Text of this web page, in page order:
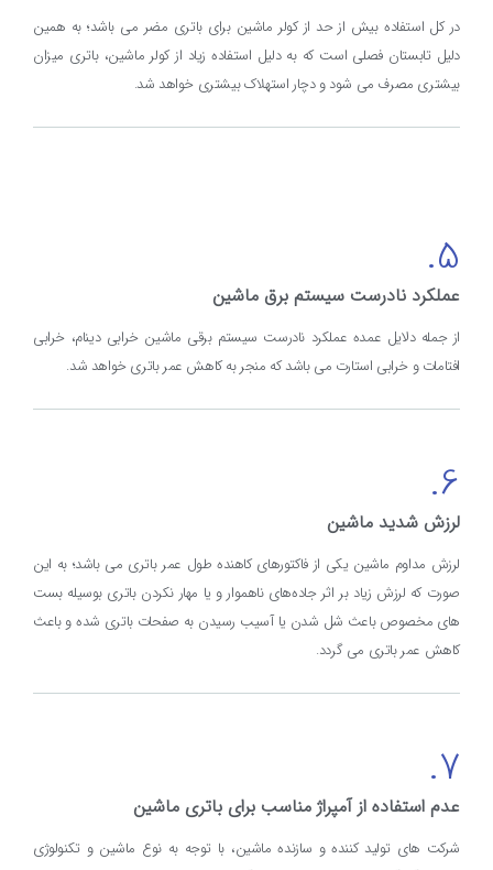
در کل استفاده بیش از حد از کولر ماشین برای باتری مضر می باشد؛ به همین
دلیل تابستان فصلی است که به دلیل استفاده زیاد از کولر ماشین، باتری میزان
بیشتری مصرف می شود و دچار استهلاک بیشتری خواهد شد.
5.
عملكرد نادرست سيستم برق ماشین
از جمله دلایل عمده عملکرد نادرست سیستم برقی ماشین خرابي دينام، خرابي
افتامات و خرابي استارت می باشد که منجر به کاهش عمر باتري خواهد شد.
6.
لرزش شدید ماشین
لرزش مداوم ماشین یکی از فاکتورهای کاهنده طول عمر باتری می باشد؛ به این
صورت که لرزش زیاد بر اثر جاده‌های ناهموار و یا مهار نکردن باتری بوسیله بست
های مخصوص باعث شل شدن یا آسیب رسیدن به صفحات باتری شده و باعث
کاهش عمر باتری می گردد.
7.
عدم استفاده از آمپراژ مناسب برای باتری ماشین
شرکت های تولید کننده و سازنده ماشین، با توجه به نوع ماشین و تکنولوژی